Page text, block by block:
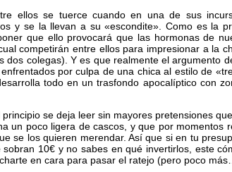
ellos se tuerce cuando en una de sus
y se la llevan a su «escondite». Como es la
que ello provocará que las hormonas de
competirán entre ellos para impresionar a la
colegas). Y es que realmente el argumento
por culpa de una chica al estilo de
todo en un trasfondo apocalíptico con
se deja leer sin mayores pretensiones
un poco ligera de cascos, y que por momentos
se los quieren merendar. Así que si en tu
10€ y no sabes en qué invertirlos, este
en cara para pasar el ratejo (pero poco